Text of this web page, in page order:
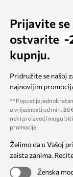
Prijavite
ostvarite -
kupnju.
Pridružite se našoj
najnovijim
**Popust je
u vrijednosti od min.
neki proizvodi mogu
promocije.
Želimo da u Vašoj
zaista zanima.
Ženska